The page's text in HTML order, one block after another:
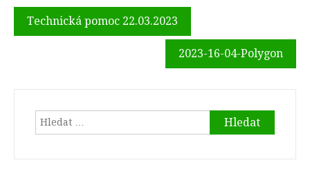
Navigace
pro
Technická pomoc 22.03.2023
2023-16-04-Polygon
Vyhledávání